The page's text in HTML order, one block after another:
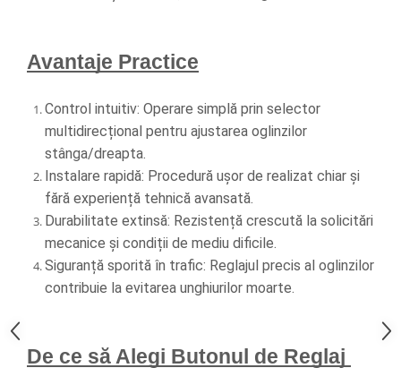
Avantaje Practice
Control intuitiv: Operare simplă prin selector
multidirecțional pentru ajustarea oglinzilor
stânga/dreapta.
Instalare rapidă: Procedură ușor de realizat chiar și
fără experiență tehnică avansată.
Durabilitate extinsă: Rezistență crescută la solicitări
mecanice și condiții de mediu dificile.
Siguranță sporită în trafic: Reglajul precis al oglinzilor
contribuie la evitarea unghiurilor moarte.
De ce să Alegi Butonul de Reglaj